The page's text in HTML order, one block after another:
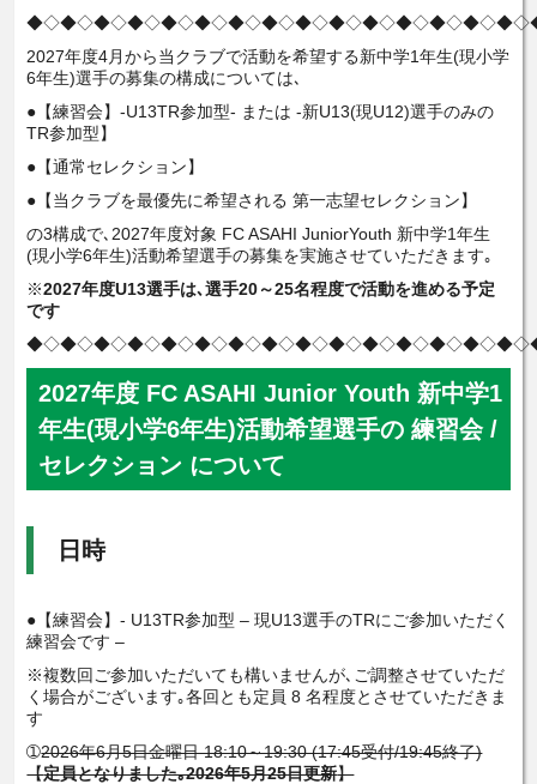
2027年度4月から当クラブで活動を希望する新中学1年生(現小学
6年生)選手の募集の構成については､
●【練習会】-U13TR参加型- または -新U13(現U12)選手のみの
TR参加型】
●【通常セレクション】
●【当クラブを最優先に希望される 第一志望セレクション】
の3構成で､2027年度対象 FC ASAHI JuniorYouth 新中学1年生
(現小学6年生)活動希望選手の募集を実施させていただきます｡
※2027年度U13選手は､選手20～25名程度で活動を進める予定
です
2027年度 FC ASAHI Junior Youth 新中学1
年生(現小学6年生)活動希望選手の 練習会 /
セレクション について
日時
●【練習会】- U13TR参加型 – 現U13選手のTRにご参加いただく
練習会です –
※複数回ご参加いただいても構いませんが､ご調整させていただ
く場合がございます｡各回とも定員 8 名程度とさせていただきま
す
➀2026年6月5日金曜日 18:10～19:30 (17:45受付/19:45終了)
【定員となりました｡2026年5月25日更新】